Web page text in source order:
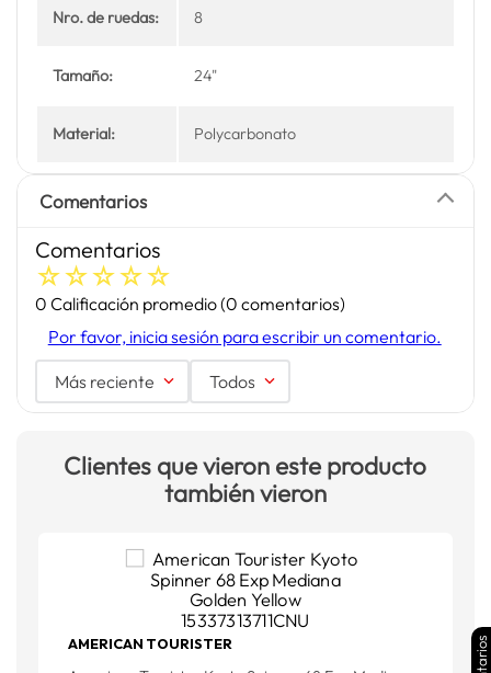
Nro. de ruedas: 8
Tamaño: 24"
Material: Polycarbonato
Comentarios
Comentarios
☆☆☆☆☆
0 Calificación promedio(0 comentarios)
Por favor, inicia sesión para escribir un comentario.
Más reciente Todos
Clientes que vieron este producto
también vieron
AMERICAN TOURISTER